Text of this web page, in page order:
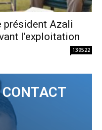
président Azali
l’exploitation
139522